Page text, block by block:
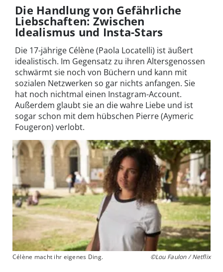
Die Handlung von Gefährliche
Liebschaften: Zwischen
Idealismus und Insta-Stars
Die 17-jährige Célène (Paola Locatelli) ist äußert
idealistisch. Im Gegensatz zu ihren Altersgenossen
schwärmt sie noch von Büchern und kann mit
sozialen Netzwerken so gar nichts anfangen. Sie
hat noch nichtmal einen Instagram-Account.
Außerdem glaubt sie an die wahre Liebe und ist
sogar schon mit dem hübschen Pierre (Aymeric
Fougeron) verlobt.
Célène macht ihr eigenes Ding. ©Lou Faulon / Netflix